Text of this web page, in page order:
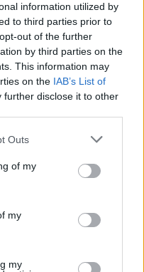
information utilized by
to third parties prior to
out of the further
by third parties on the
This information may
on the IAB’s List of
further disclose it to other
Outs
of my
my
my
czas łaski
i świadectwo